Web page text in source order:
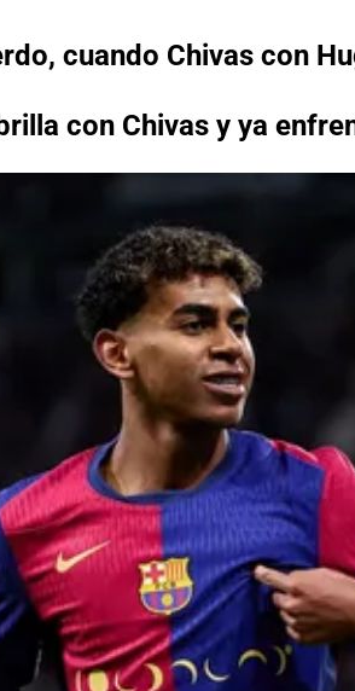
cuando Chivas con
con Chivas y ya